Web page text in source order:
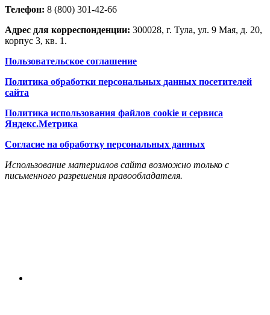
Телефон: 8 (800) 301-42-66
Адрес для корреспонденции: 300028, г. Тула, ул. 9 Мая, д. 20,
корпус 3, кв. 1.
Пользовательское соглашение
Политика обработки персональных данных посетителей
сайта
Политика использования файлов cookie и сервиса
Яндекс.Метрика
Согласие на обработку персональных данных
Использование материалов сайта возможно только с
письменного разрешения правообладателя.